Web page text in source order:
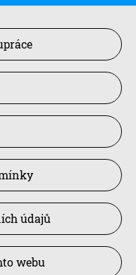
údajů
webu